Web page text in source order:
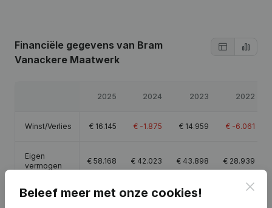
Financiële gegevens van Bram
Vanackere Maatwerk
2025 2024 2023 2022
Winst/Verlies € 16.145 € -1.875 € 14.959 € -6.061
Eigen
vermogen
€ 58.168 € 42.023 € 43.898 € 28.939
Brutomarge € 47.319 €20.823 €40.165
Beleef meer met onze cookies!